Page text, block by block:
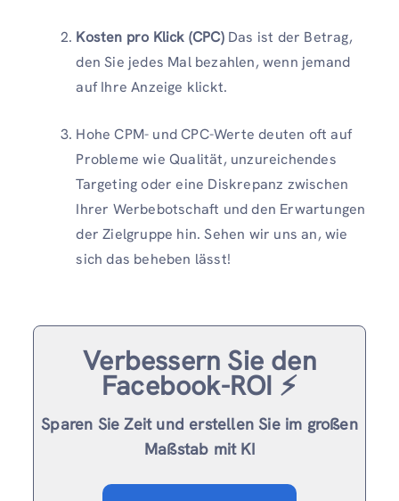
Kosten pro Klick (CPC)Das ist der Betrag,
den Sie jedes Mal bezahlen, wenn jemand
auf Ihre Anzeige klickt.
Hohe CPM- und CPC-Werte deuten oft auf
Probleme wie Qualität, unzureichendes
Targeting oder eine Diskrepanz zwischen
Ihrer Werbebotschaft und den Erwartungen
der Zielgruppe hin. Sehen wir uns an, wie
sich das beheben lässt!
Verbessern Sie den
Facebook-ROI ⚡️
Sparen Sie Zeit und erstellen Sie im großen
Maßstab mit KI